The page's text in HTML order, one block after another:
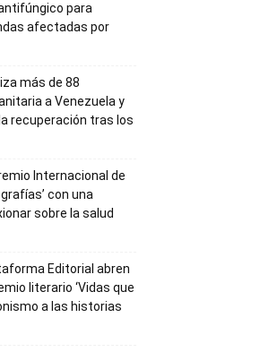
para
afectadas por
más de 88
a Venezuela y
recuperación tras los
Internacional de
con una
sobre la salud
Editorial abren
literario ‘Vidas que
a las historias